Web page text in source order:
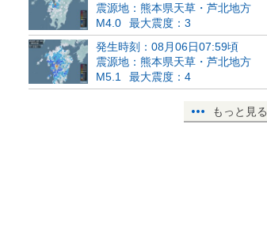
震源地：熊本県天草・芦北地方
M4.0
最大震度：3
発生時刻：08月06日07:59頃
震源地：熊本県天草・芦北地方
M5.1
最大震度：4
もっと見る